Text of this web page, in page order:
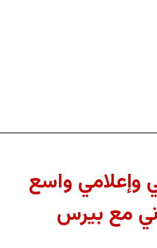
وإعلامي واسع
مع بيرس